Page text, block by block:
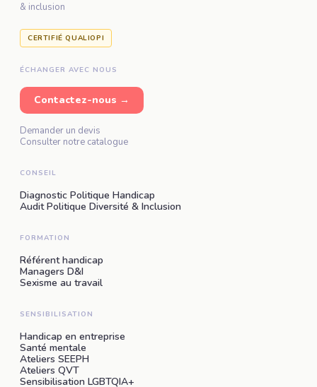
& inclusion
CERTIFIÉ QUALIOPI
ÉCHANGER AVEC NOUS
Contactez-nous →
Demander un devis
Consulter notre catalogue
CONSEIL
Diagnostic Politique Handicap
Audit Politique Diversité & Inclusion
FORMATION
Référent handicap
Managers D&I
Sexisme au travail
SENSIBILISATION
Handicap en entreprise
Santé mentale
Ateliers SEEPH
Ateliers QVT
Sensibilisation LGBTQIA+